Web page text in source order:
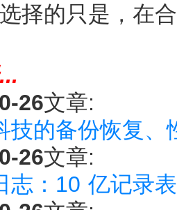
择的只是，在
26文章:
技的备份恢复
26文章:
志：10 亿记录